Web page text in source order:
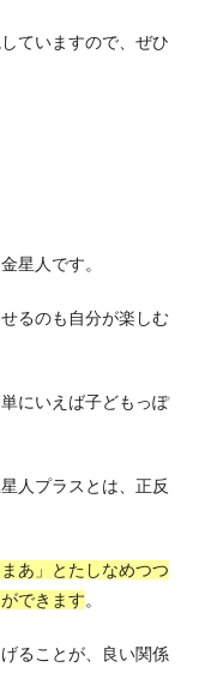
ていますので、ぜひ
星人です。
るのも自分が楽しむ
にいえば子どもっぽ
人プラスとは、正反
あ」とたしなめつつ
できます。
ることが、良い関係